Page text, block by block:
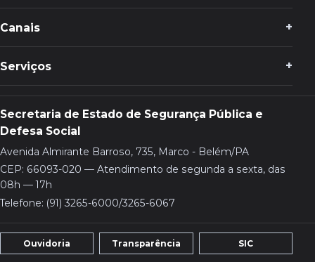
Canais
Serviços
Secretaria de Estado de Segurança Pública e
Defesa Social
Avenida Almirante Barroso, 735, Marco - Belém/PA
CEP: 66093-020 — Atendimento de segunda a sexta, das
08h — 17h
Telefone: (91) 3265-6000/3265-6067
Ouvidoria Transparência SIC